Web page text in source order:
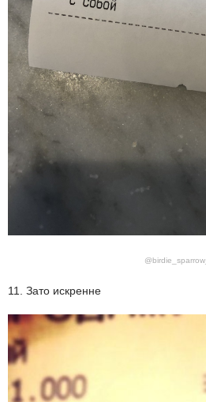
@birdie_sparrow_
11. Зато искренне